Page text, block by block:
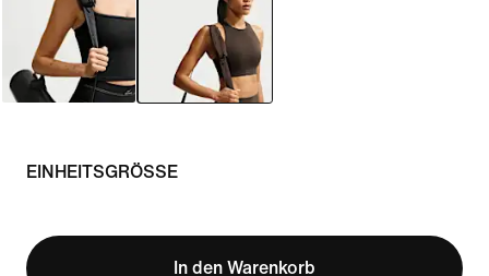
EINHEITSGRÖSSE
In den Warenkorb